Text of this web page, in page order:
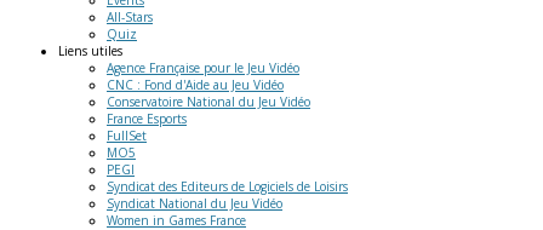
All-Stars
Quiz
Liens utiles
Agence Française pour le Jeu Vidéo
CNC : Fond d'Aide au Jeu Vidéo
Conservatoire National du Jeu Vidéo
France Esports
FullSet
MO5
PEGI
Syndicat des Editeurs de Logiciels de Loisirs
Syndicat National du Jeu Vidéo
Women in Games France